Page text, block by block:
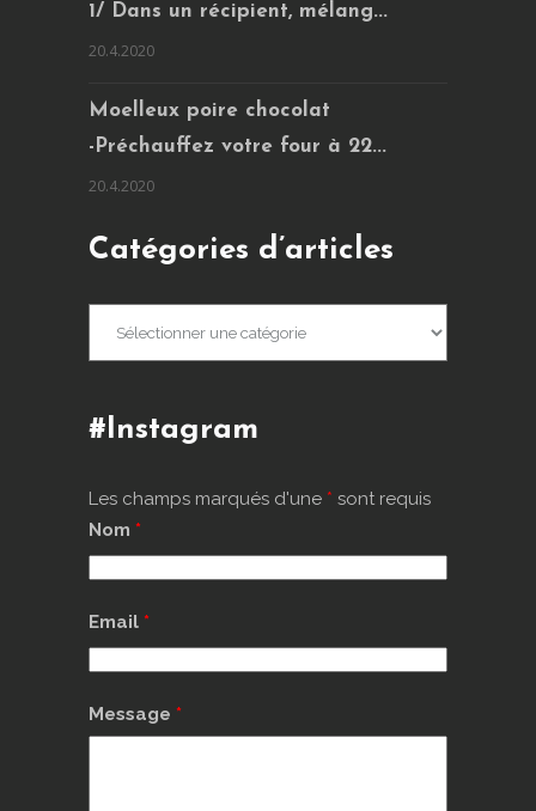
1/ Dans un récipient, mélang...
20.4.2020
Moelleux poire chocolat
-Préchauffez votre four à 22...
20.4.2020
Catégories d’articles
#Instagram
Les champs marqués d'une * sont requis
Nom *
Email *
Message *